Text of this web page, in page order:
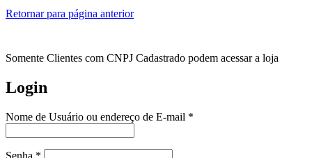
Retornar para página anterior
Somente Clientes com CNPJ Cadastrado podem acessar a loja
Login
Nome de Usuário ou endereço de E-mail *
Senha *